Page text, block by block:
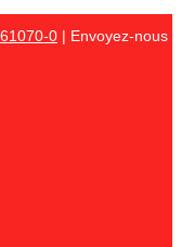
0 | Envoyez-nous